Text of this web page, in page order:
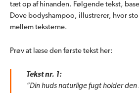
tæt op af hinanden. Følgende tekst,
Dove bodyshampoo, illustrerer, hvor
mellem teksterne.
Prøv at læse den første tekst her:
Tekst nr. 1:
“Din huds naturlige fugt holder den